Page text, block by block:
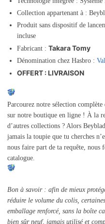
Collection appartenant à :
Produit sans dispositif de
incluse
Fabricant : Takara Tomy
Dénomination chez Hasbro :
OFFERT : LIVRAISON
Parcourez notre sélection complète
sur notre boutique en ligne ! À la
d’autres collections ? Alors
jamais la toupie que tu cherches
nous faire part de ta requête, nous
catalogue.
Bon à savoir : afin de mieux
réduire le volume du colis,
emballage renforcé, sans la boîte
bien sûr neuf, jamais utilisé et